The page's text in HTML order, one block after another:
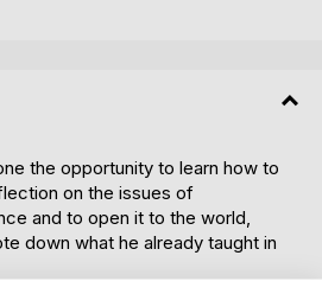
the opportunity to learn how to
on the issues of
and to open it to the world,
down what he already taught in